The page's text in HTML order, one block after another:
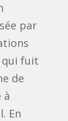
par
qui fuit
de
à
En